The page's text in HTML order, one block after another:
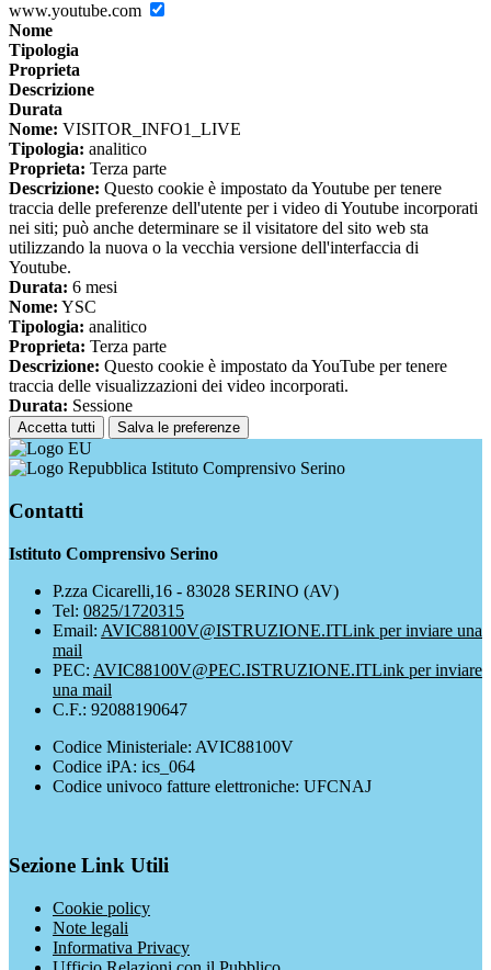
www.youtube.com
Nome
Tipologia
Proprieta
Descrizione
Durata
Nome: VISITOR_INFO1_LIVE
Tipologia: analitico
Proprieta: Terza parte
Descrizione: Questo cookie è impostato da Youtube per tenere
traccia delle preferenze dell'utente per i video di Youtube incorporati
nei siti; può anche determinare se il visitatore del sito web sta
utilizzando la nuova o la vecchia versione dell'interfaccia di
Youtube.
Durata: 6 mesi
Nome: YSC
Tipologia: analitico
Proprieta: Terza parte
Descrizione: Questo cookie è impostato da YouTube per tenere
traccia delle visualizzazioni dei video incorporati.
Durata: Sessione
Accetta tutti Salva le preferenze
Istituto Comprensivo Serino
Contatti
Istituto Comprensivo Serino
P.zza Cicarelli,16 - 83028 SERINO (AV)
Tel: 0825/1720315
Email: AVIC88100V@ISTRUZIONE.ITLink per inviare una
mail
PEC: AVIC88100V@PEC.ISTRUZIONE.ITLink per inviare
una mail
C.F.: 92088190647
Codice Ministeriale: AVIC88100V
Codice iPA: ics_064
Codice univoco fatture elettroniche: UFCNAJ
Sezione Link Utili
Cookie policy
Note legali
Informativa Privacy